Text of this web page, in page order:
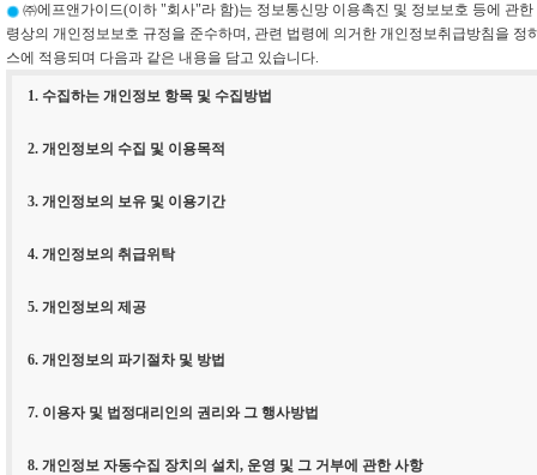
㈜에프앤가이드(이하 "회사"라 함)는 정보통신망 이용촉진 및 정보보호 등에 관
령상의 개인정보보호 규정을 준수하며, 관련 법령에 의거한 개인정보취급방침을
스에 적용되며 다음과 같은 내용을 담고 있습니다.
1. 수집하는 개인정보 항목 및 수집방법
2. 개인정보의 수집 및 이용목적
3. 개인정보의 보유 및 이용기간
4. 개인정보의 취급위탁
5. 개인정보의 제공
6. 개인정보의 파기절차 및 방법
7. 이용자 및 법정대리인의 권리와 그 행사방법
8. 개인정보 자동수집 장치의 설치, 운영 및 그 거부에 관한 사항